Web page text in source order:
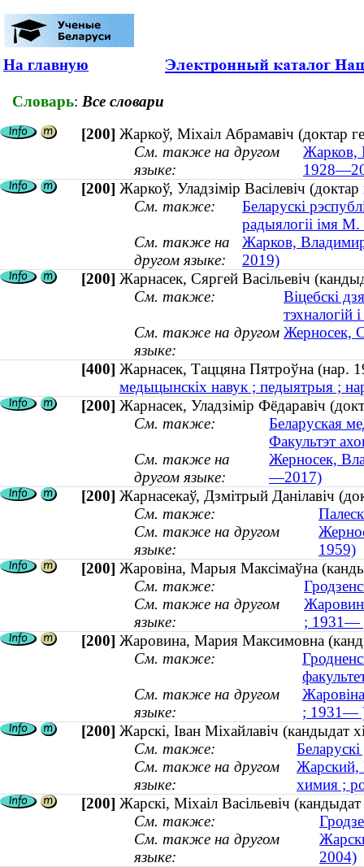
На главную
Словарь: Все словари
[200] Жаркоў, Міхаіл Абрамавіч (доктар
См. также на другом
языке:
Жарков,
[200] Жаркоў, Уладзімір Васілевіч
См. также:
Беларускі
радыялогіі імя
См. также на
другом языке:
Жарков,
2019)
[200] Жарнасек, Сяргей Васільевіч
См. также:
Віцебскі
тэхналогій
См. также на другом
языке:
Жерносек,
[400] Жарнасек, Таццяна Пятроўна
медыцынскіх навук ; педыятрыя ;
[200] Жарнасек, Уладзімір Фёдаравіч
См. также:
Беларуская
Факультэт
См. также на
другом языке:
Жерносек,
—2017)
[200] Жарнасекаў, Дзмітрый Данілавіч
См. также:
См. также на другом
языке:
1959)
[200] Жаровіна, Марыя Максімаўна
См. также:
См. также на другом
языке:
; 1931—
[200] Жаровина, Мария Максимовна
См. также:
См. также на другом
языке:
; 1931—
[200] Жарскі, Іван Міхайлавіч (кандыдат
См. также:
См. также на другом
языке:
Жарский,
химия ;
[200] Жарскі, Міхаіл Васільевіч
См. также:
См. также на другом
языке:
2004)